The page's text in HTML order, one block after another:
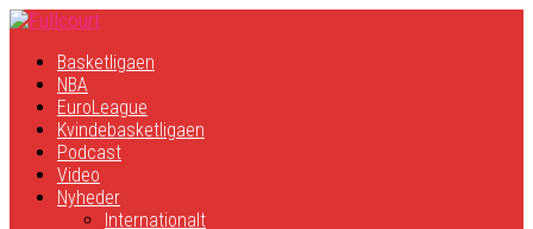
Basketligaen
NBA
EuroLeague
Kvindebasketligaen
Podcast
Video
Nyheder
Internationalt